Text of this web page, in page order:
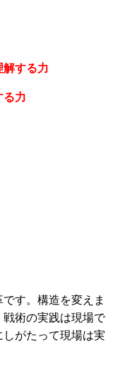
解する力
る力
す。構造を変えま
術の実践は現場で
がたって現場は実